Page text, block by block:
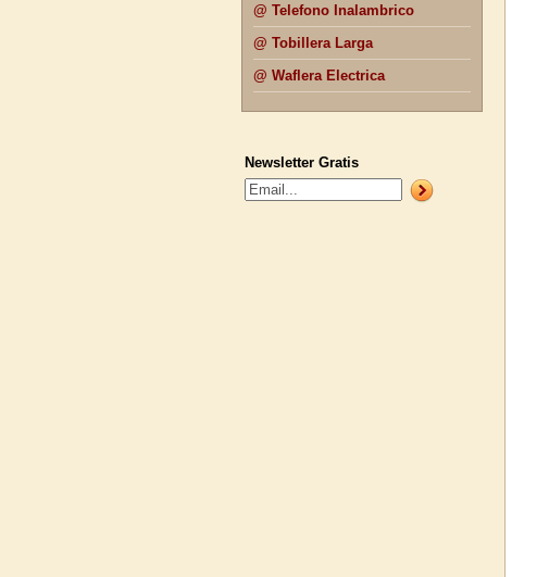
@ Telefono Inalambrico
@ Tobillera Larga
@ Waflera Electrica
Newsletter Gratis